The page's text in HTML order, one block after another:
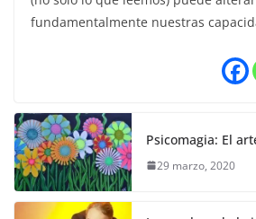
fundamentalmente nuestras
Psicomagia: El
29 marzo, 2020